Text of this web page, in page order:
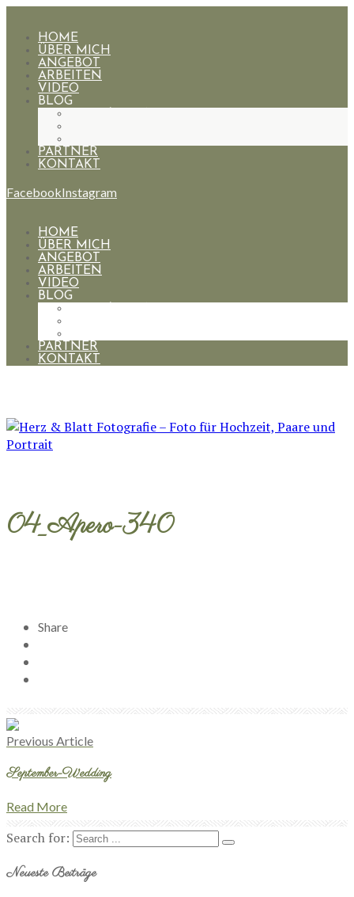
HOME
ÜBER MICH
ANGEBOT
ARBEITEN
VIDEO
BLOG
PARTNER
KONTAKT
FacebookInstagram
HOME
ÜBER MICH
ANGEBOT
ARBEITEN
VIDEO
BLOG
PARTNER
KONTAKT
04_Apero-340
Share
Previous Article
September-Wedding
Read More
Search for:
Neueste Beiträge